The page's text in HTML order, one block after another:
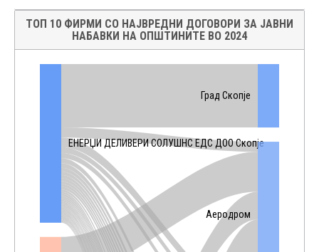
ТОП 10 ФИРМИ СО НАЈВРЕДНИ ДОГОВОРИ ЗА ЈАВНИ
НАБАВКИ НА ОПШТИНИТЕ ВО 2024
ЕНЕРЏИ ДЕЛИВЕРИ СОЛУШНС ЕДС ДОО Скопје
Град Скопје
Аеродром